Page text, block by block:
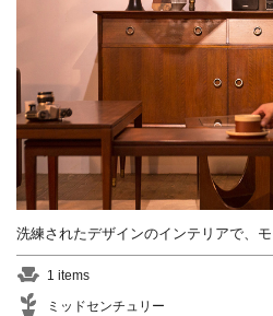
洗練されたデザインのインテリアで、
1 items
ミッドセンチュリー